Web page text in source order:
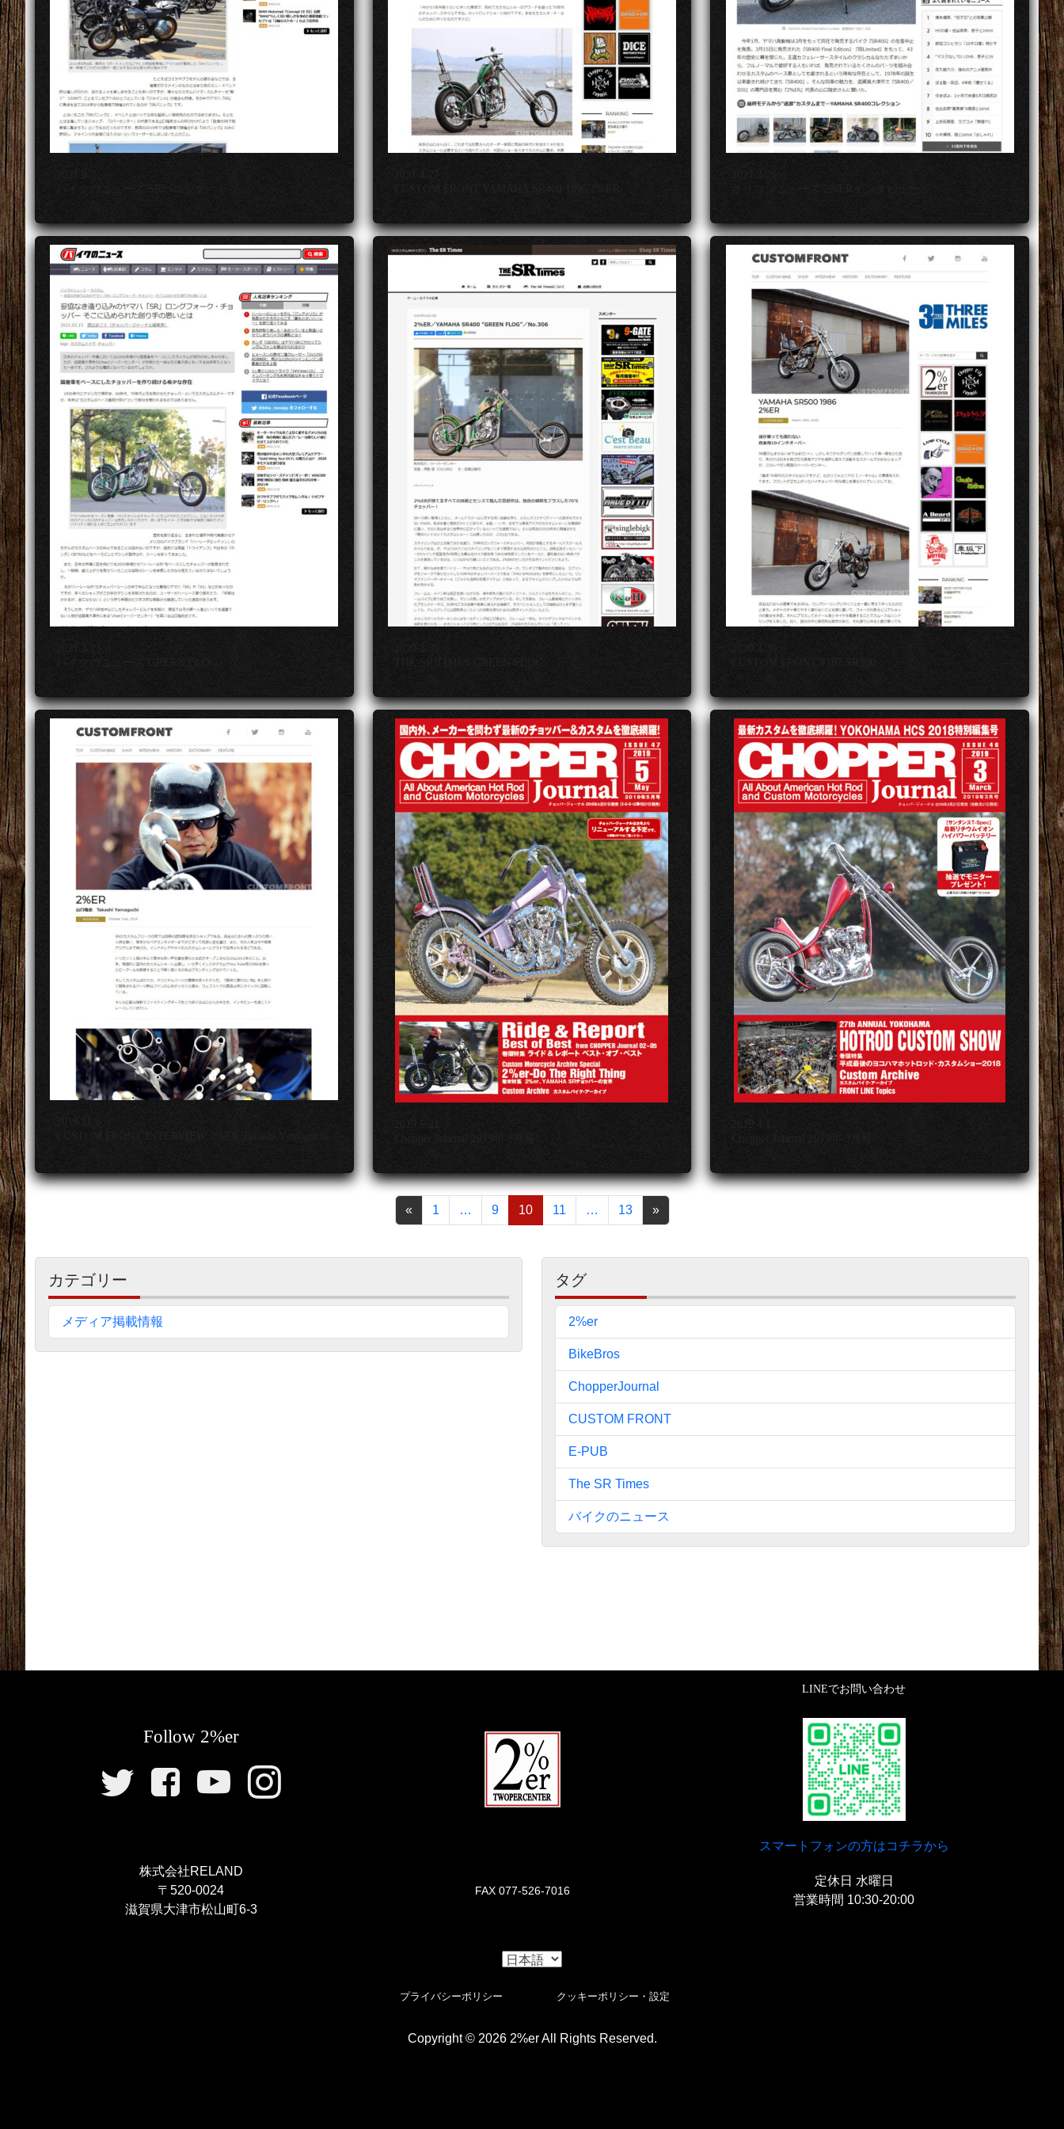
2021.9.3
バイクのニュース SRパニック
2021.4.27
CUSTOM FRONT YAMAHA SR400 1995 2%ER
2021.3.26
オリコンニュース 2%ERインタビュー
2021.3.13
バイクのニュース GREEN FLOG
2020.3.30
THE SR TIMES GREEN FLOG
2020.3.30
CUSTOM FRONT #187 SR500
2019.11.8
CUSTOM FRONT INTERVIEW 2%ER Takashi Yamaguchi
2019.5.21
Chopper Journal 2019年 5月号
2019.4.1
Chopper Journal 2019年 3月号
ペ
ー
ジ
送
« 1 … 9 10 11 … 13 »
サ
イ
ド
バ
ー
カテゴリー
メディア掲載情報
タグ
2%er
BikeBros
ChopperJournal
CUSTOM FRONT
E-PUB
The SR Times
バイクのニュース
Follow 2%er
LINEでお問い合わせ
スマートフォンの方はコチラから
株式会社RELAND
〒520-0024
滋賀県大津市松山町6-3
FAX 077-526-7016
定休日 水曜日
営業時間 10:30-20:00
プライバシーポリシー クッキーポリシー・設定
Copyright © 2026 2%er All Rights Reserved.